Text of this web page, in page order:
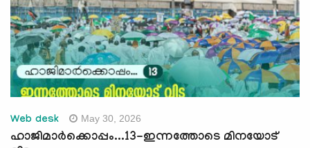
Web desk May 30, 2026
ഹാജിമാര്‍ക്കൊപ്പം...13-ഇന്നത്തോടെ മിനയോട്